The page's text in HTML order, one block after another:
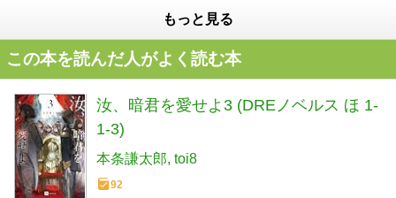
もっと見る
この本を読んだ人がよく読む本
汝、暗君を愛せよ3 (DREノベルス ほ 1-
1-3)
本条謙太郎 toi8
92